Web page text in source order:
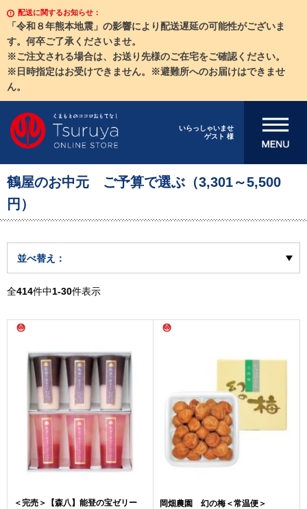
配送に関するお知らせ：
「令和８年熊本地震」の影響により配送遅延の可能性がございま
す。何卒ご了承くださいませ。
※ご注文される場合は、お送り先様のご在宅をご確認ください。
※日時指定はお受けできません。※避難所へのお届けはできませ
ん。
いらっしゃいませ
ゲスト 様
メニューを開
鶴屋のお中元 ご予算で選ぶ（3,301～5,500
円）
並べ替え：
全414件中1-30件表示
＜完売＞【森八】能登の宝ゼリー
岡畑農園 幻の梅＜常温便＞